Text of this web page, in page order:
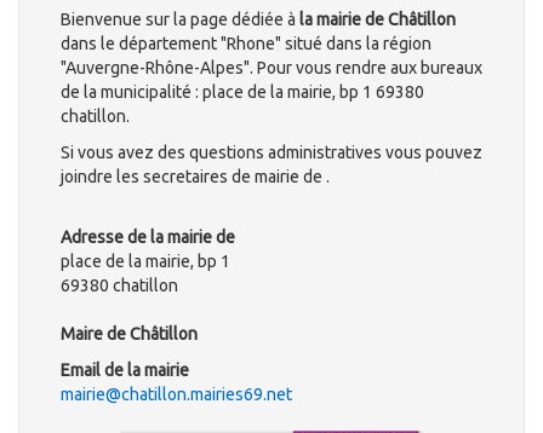
Bienvenue sur la page dédiée à la mairie de Châtillon
dans le département "Rhone" situé dans la région
"Auvergne-Rhône-Alpes". Pour vous rendre aux bureaux
de la municipalité : place de la mairie, bp 1 69380
chatillon.
Si vous avez des questions administratives vous pouvez
joindre les secretaires de mairie de .
Adresse de la mairie de
place de la mairie, bp 1
69380 chatillon
Maire de Châtillon
Email de la mairie
mairie@chatillon.mairies69.net